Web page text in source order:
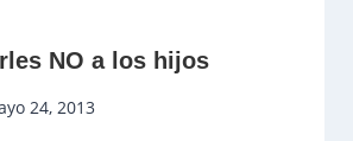
NO a los hijos
24, 2013